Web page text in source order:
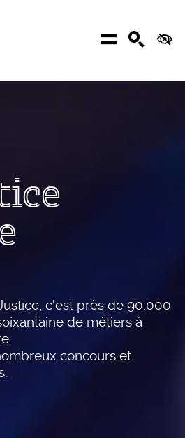
Menu
c'est près de 90.000
de métiers à
concours et